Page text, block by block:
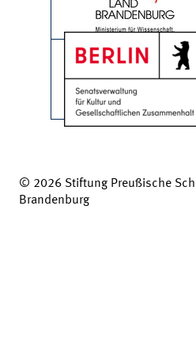
© 2026 Stiftung Preußische
Brandenburg